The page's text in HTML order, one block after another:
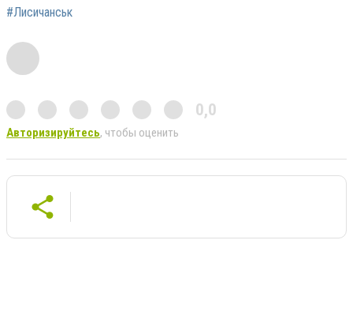
#Лисичанськ
0,0
Авторизируйтесь, чтобы оценить